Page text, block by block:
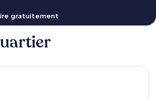
gratuitement